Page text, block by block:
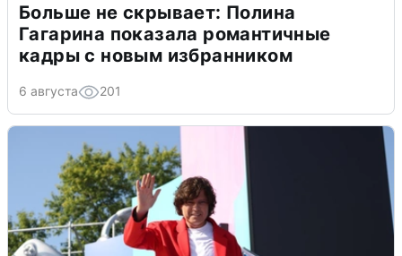
Больше не скрывает: Полина
Гагарина показала романтичные
кадры с новым избранником
6 августа 201